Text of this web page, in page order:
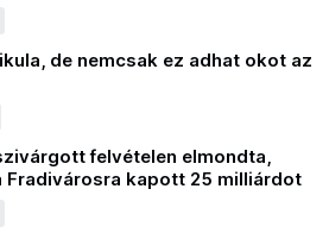
de nemcsak ez adhat okot az
felvételen elmondta,
Fradivárosra kapott 25 milliárdot